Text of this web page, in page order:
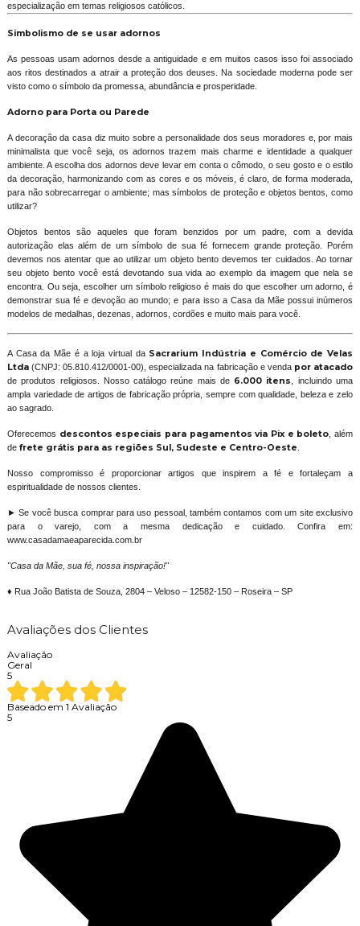
especialização em temas religiosos católicos.
Simbolismo de se usar adornos
As pessoas usam adornos desde a antiguidade e em muitos casos isso foi associado
aos ritos destinados a atrair a proteção dos deuses. Na sociedade moderna pode ser
visto como o símbolo da promessa, abundância e prosperidade.
Adorno para Porta ou Parede
A decoração da casa diz muito sobre a personalidade dos seus moradores e, por mais
minimalista que você seja, os adornos trazem mais charme e identidade a qualquer
ambiente. A escolha dos adornos deve levar em conta o cômodo, o seu gosto e o estilo
da decoração, harmonizando com as cores e os móveis, é claro, de forma moderada,
para não sobrecarregar o ambiente; mas símbolos de proteção e objetos bentos, como
utilizar?
Objetos bentos são aqueles que foram benzidos por um padre, com a devida
autorização elas além de um símbolo de sua fé fornecem grande proteção. Porém
devemos nos atentar que ao utilizar um objeto bento devemos ter cuidados. Ao tornar
seu objeto bento você está devotando sua vida ao exemplo da imagem que nela se
encontra. Ou seja, escolher um símbolo religioso é mais do que escolher um adorno, é
demonstrar sua fé e devoção ao mundo; e para isso a Casa da Mãe possui inúmeros
modelos de medalhas, dezenas, adornos, cordões e muito mais para você.
A Casa da Mãe é a loja virtual daSacrarium Indústria e Comércio de Velas
Ltda(CNPJ: 05.810.412/0001-00), especializada na fabricação e venda por atacado
de produtos religiosos. Nosso catálogo reúne mais de 6.000 itens
, incluindo uma
ampla variedade de artigos de fabricação própria, sempre com qualidade, beleza e zelo
ao sagrado.
Oferecemos descontos especiais para pagamentos via Pix e boleto , além
de frete grátis para as regiões Sul, Sudeste e Centro-Oeste
Nosso compromisso é proporcionar artigos que inspirem a fé e fortaleçam a
espiritualidade de nossos clientes.
► Se você busca comprar para uso pessoal, também contamos com um site exclusivo
para o varejo, com a mesma dedicação e cuidado. Confira em:
www.casadamaeaparecida.com.br
"Casa da Mãe, sua fé, nossa inspiração!"
♦ Rua João Batista de Souza, 2804 – Veloso – 12582-150 – Roseira – SP
Avaliações dos Clientes
Avaliação
Geral
5
Baseado em 1 Avaliação
5